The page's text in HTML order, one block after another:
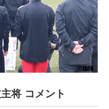
将 コメント